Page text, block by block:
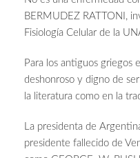
BERMUDEZ RATTONI,
Fisiología Celular de la
Para los antiguos griegos
deshonroso y digno de
la literatura como en la
La presidenta de
presidente fallecido de